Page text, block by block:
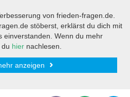
von frieden-fragen.de.
stöberst, erklärst du dich mit
einverstanden. Wenn du mehr
hier nachlesen.
anzeigen